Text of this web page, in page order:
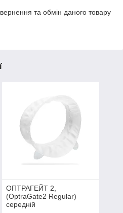
та обмін даного товару
ОПТРАГЕЙТ 2,
(OptraGate2 Regular)
середній